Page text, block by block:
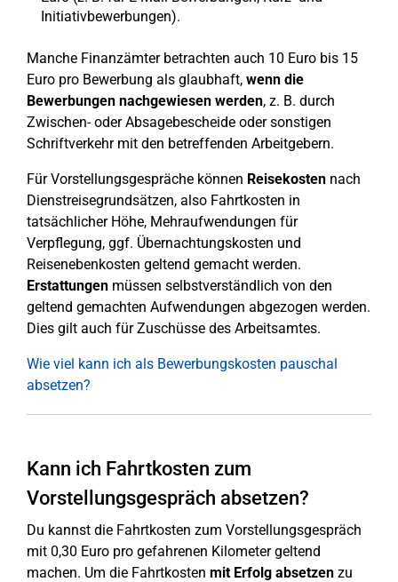
Initiativbewerbungen).
Manche Finanzämter betrachten auch 10 Euro bis 15
Euro pro Bewerbung als glaubhaft, wenn die
Bewerbungen nachgewiesen werden, z. B. durch
Zwischen- oder Absagebescheide oder sonstigen
Schriftverkehr mit den betreffenden Arbeitgebern.
Für Vorstellungsgespräche können Reisekosten nach
Dienstreisegrundsätzen, also Fahrtkosten in
tatsächlicher Höhe, Mehraufwendungen für
Verpflegung, ggf. Übernachtungskosten und
Reisenebenkosten geltend gemacht werden.
Erstattungen müssen selbstverständlich von den
geltend gemachten Aufwendungen abgezogen werden.
Dies gilt auch für Zuschüsse des Arbeitsamtes.
Wie viel kann ich als Bewerbungskosten pauschal
absetzen?
Kann ich Fahrtkosten zum
Vorstellungsgespräch absetzen?
Du kannst die Fahrtkosten zum Vorstellungsgespräch
mit 0,30 Euro pro gefahrenen Kilometer geltend
machen. Um die Fahrtkosten mit Erfolg absetzen zu